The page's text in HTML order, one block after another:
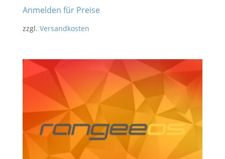
Anmelden für Preise
zzgl. Versandkosten